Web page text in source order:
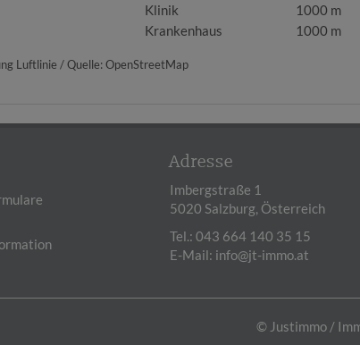
Klinik
1000 m
Krankenhaus
1000 m
Luftlinie / Quelle: OpenStreetMap
Adresse
Imbergstraße 1
5020 Salzburg, Österreich
Tel.: 043 664 140 35 15
E-Mail: info@jt-immo.at
© Justimmo /